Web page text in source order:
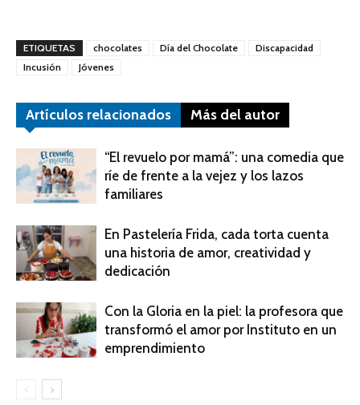
ETIQUETAS chocolates Día del Chocolate
Discapacidad
Incusión
Jóvenes
Artículos relacionados Más del autor
“El revuelo por mamá”: una comedia que
ríe de frente a la vejez y los lazos
familiares
En Pastelería Frida, cada torta cuenta
una historia de amor, creatividad y
dedicación
Con la Gloria en la piel: la profesora que
transformó el amor por Instituto en un
emprendimiento